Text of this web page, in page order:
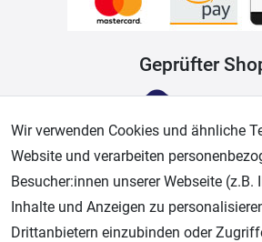
Geprüfter
Wir verwenden Cookies und ähnliche
Website und verarbeiten
Besucher:innen unserer Webseite (z.B.
Inhalte und Anzeigen zu
Drittanbietern einzubinden oder